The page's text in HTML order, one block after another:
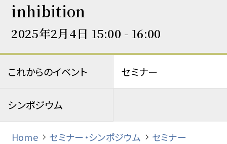
inhibition
2025年2月4日 15:00 - 16:00
これからのイベント セミナー
シンポジウム
Home セミナー・シンポジウム セミナー